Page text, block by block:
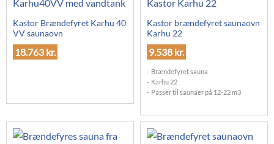
Kastor Brændefyret Karhu 40
VV saunaovn
18.763kr.
Kastor brændefyret saunaovn
Karhu 22
9.538 kr.
Brændefyret sauna
Karhu 22
Passer til saunaer på 12-22 m3